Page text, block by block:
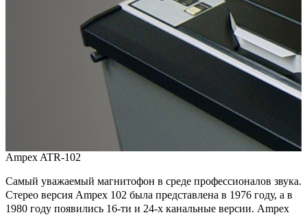
Ampex ATR-102
Самый уважаемый магнитофон в среде профессионалов звука.
Стерео версия Ampex 102 была представлена в 1976 году, а в
1980 году появились 16-ти и 24-х канальные версии. Ampex